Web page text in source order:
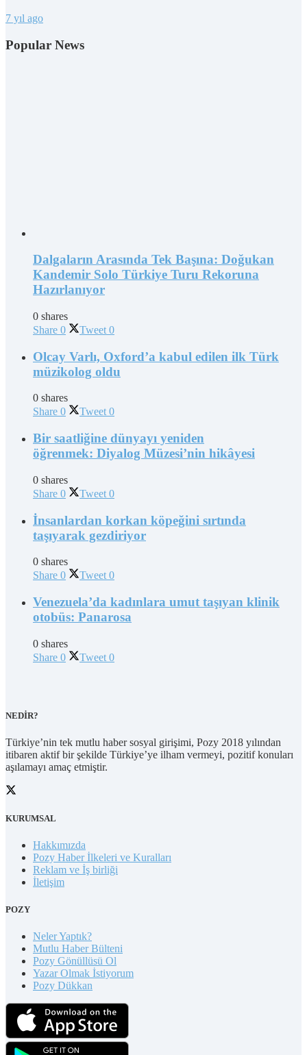
7 yıl ago
Popular News
Dalgaların Arasında Tek Başına: Doğukan
Kandemir Solo Türkiye Turu Rekoruna
Hazırlanıyor
0 shares
Share 0 Tweet 0
Olcay Varlı, Oxford’a kabul edilen ilk Türk
müzikolog oldu
0 shares
Share 0 Tweet 0
Bir saatliğine dünyayı yeniden
öğrenmek: Diyalog Müzesi’nin hikâyesi
0 shares
Share 0 Tweet 0
İnsanlardan korkan köpeğini sırtında
taşıyarak gezdiriyor
0 shares
Share 0 Tweet 0
Venezuela’da kadınlara umut taşıyan klinik
otobüs: Panarosa
0 shares
Share 0 Tweet 0
NEDİR?
Türkiye’nin tek mutlu haber sosyal girişimi, Pozy 2018 yılından
itibaren aktif bir şekilde Türkiye’ye ilham vermeyi, pozitif konuları
aşılamayı amaç etmiştir.
KURUMSAL
Hakkımızda
Pozy Haber İlkeleri ve Kuralları
Reklam ve İş birliği
İletişim
POZY
Neler Yaptık?
Mutlu Haber Bülteni
Pozy Gönüllüsü Ol
Yazar Olmak İstiyorum
Pozy Dükkan